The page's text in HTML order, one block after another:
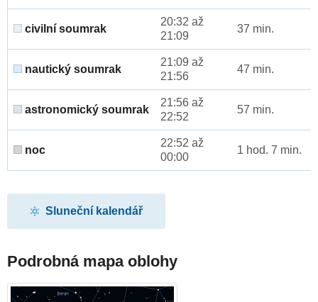
civilní soumrak
20:32 až
21:09
37 min.
nautický soumrak
21:09 až
21:56
47 min.
astronomický soumrak
21:56 až
22:52
57 min.
noc
22:52 až
00:00
1 hod. 7 min.
Sluneční kalendář
Podrobná mapa oblohy